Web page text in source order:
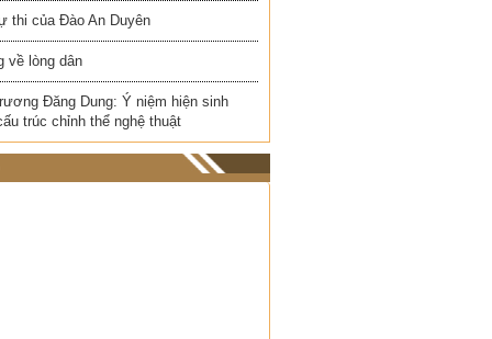
thi của Đào An Duyên
về lòng dân
Đăng Dung: Ý niệm hiện sinh
trúc chỉnh thể nghệ thuật